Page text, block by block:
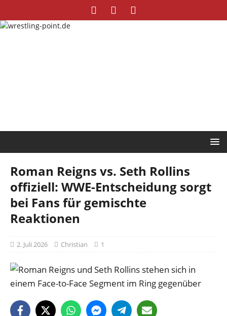
Roman Reigns vs. Seth Rollins
offiziell: WWE-Entscheidung sorgt
bei Fans für gemischte
Reaktionen
2. Juli 2026 Christian 1